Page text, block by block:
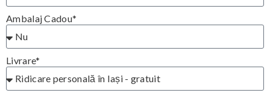
Ambalaj Cadou*
Livrare*